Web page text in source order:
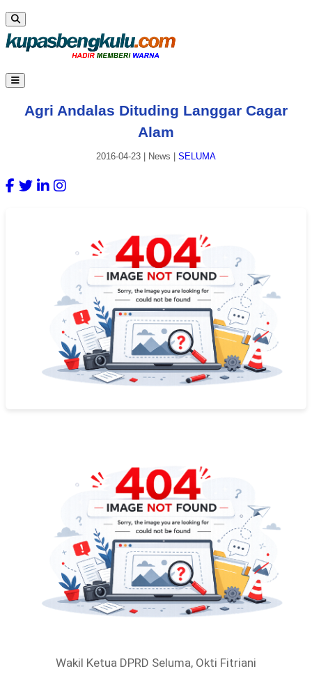
Agri Andalas Dituding Langgar Cagar
Alam
2016-04-23 News SELUMA
Wakil Ketua DPRD Seluma, Okti Fitriani